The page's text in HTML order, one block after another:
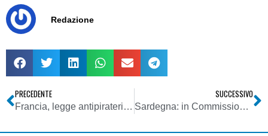
Redazione
PRECEDENTE
Francia, legge antipirateria informatica: approvata dal Senato
SUCCESSIVO
Sardegna: in Commissione audizione del Comitato Radio Televisivo